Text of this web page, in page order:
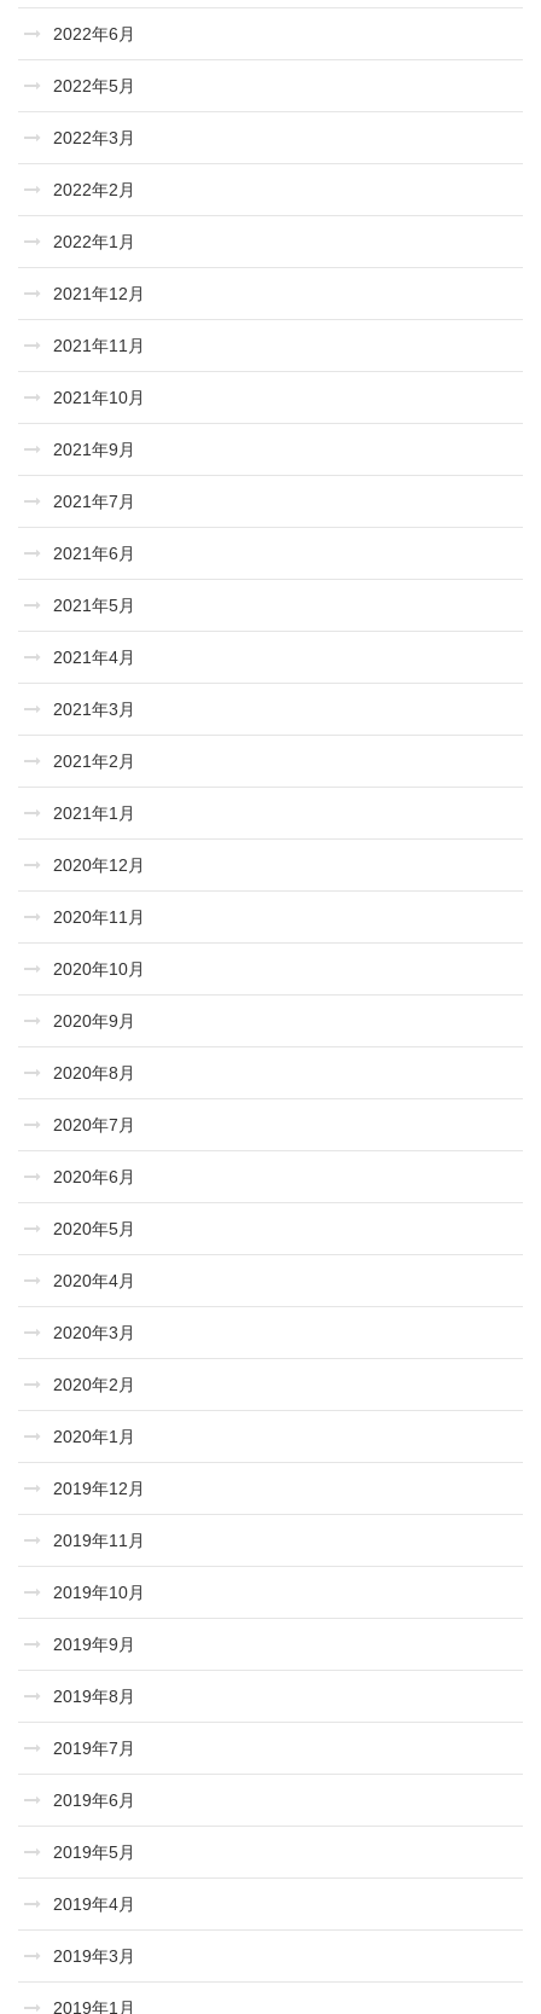
2022年6月
2022年5月
2022年3月
2022年2月
2022年1月
2021年12月
2021年11月
2021年10月
2021年9月
2021年7月
2021年6月
2021年5月
2021年4月
2021年3月
2021年2月
2021年1月
2020年12月
2020年11月
2020年10月
2020年9月
2020年8月
2020年7月
2020年6月
2020年5月
2020年4月
2020年3月
2020年2月
2020年1月
2019年12月
2019年11月
2019年10月
2019年9月
2019年8月
2019年7月
2019年6月
2019年5月
2019年4月
2019年3月
2019年1月